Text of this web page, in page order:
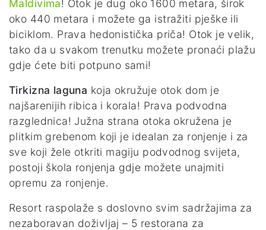
Maldivima! Otok je dug oko 1600 metara, širok
oko 440 metara i možete ga istražiti pješke ili
biciklom. Prava hedonistička priča! Otok je velik,
tako da u svakom trenutku možete pronaći plažu
gdje ćete biti potpuno sami!
Tirkizna laguna koja okružuje otok dom je
najšarenijih ribica i korala! Prava podvodna
razglednica! Južna strana otoka okružena je
plitkim grebenom koji je idealan za ronjenje i za
sve koji žele otkriti magiju podvodnog svijeta,
postoji škola ronjenja gdje možete unajmiti
opremu za ronjenje.
Resort raspolaže s doslovno svim sadržajima za
nezaboravan doživljaj – 5 restorana za